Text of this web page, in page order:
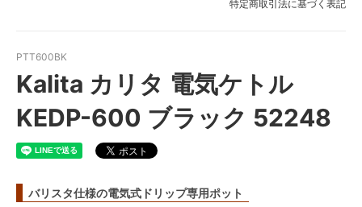
特定商取引法に基づく表記
PTT600BK
Kalita カリタ 電気ケトル
KEDP-600 ブラック 52248
バリスタ仕様の電気式ドリップ専用ポット